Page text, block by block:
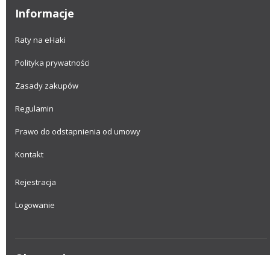
Informacje
Raty na eHaki
Polityka prywatności
Zasady zakupów
Regulamin
Prawo do odstapnienia od umowy
Kontakt
Rejestracja
Logowanie